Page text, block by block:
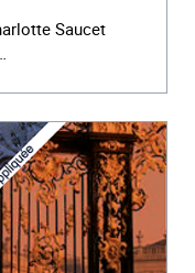
Saucet